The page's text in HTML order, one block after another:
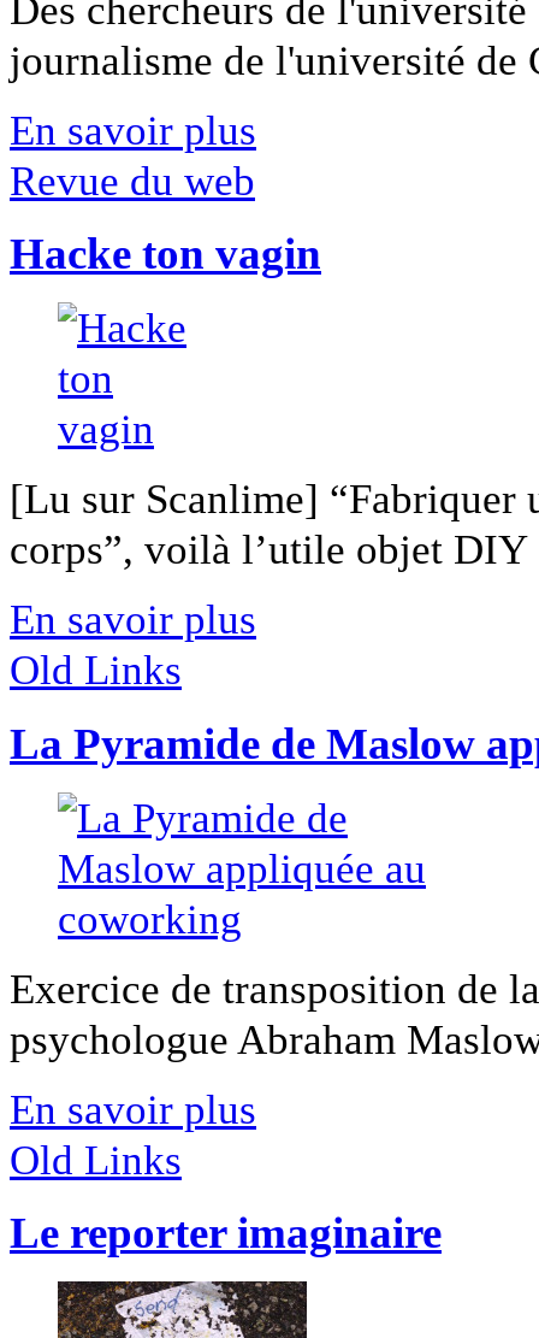
journalisme de l'université
En savoir plus
Revue du web
Hacke ton vagin
[Lu sur Scanlime] “Fabriquer
corps”, voilà l’utile objet
En savoir plus
Old Links
La Pyramide de Maslow
Exercice de transposition de
psychologue Abraham
En savoir plus
Old Links
Le reporter imaginaire